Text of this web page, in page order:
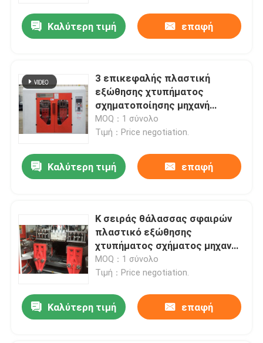
Καλύτερη τιμή επαφή
3 επικεφαλής πλαστική
εξώθησης χτυπήματος
σχηματοποίησης μηχανή
σχηματοποίησης χτυπήματος
PE σταθμών μηχανών 2l διπλή
MOQ：1 σύνολο
Τιμή：Price negotiation.
Καλύτερη τιμή επαφή
Κ σειράς θάλασσας σφαιρών
πλαστικό εξώθησης
χτυπήματος σχήματος μηχανών
του U δεσμών μπουκάλι της
PET φραγμών μικρό
MOQ：1 σύνολο
Τιμή：Price negotiation.
Καλύτερη τιμή επαφή